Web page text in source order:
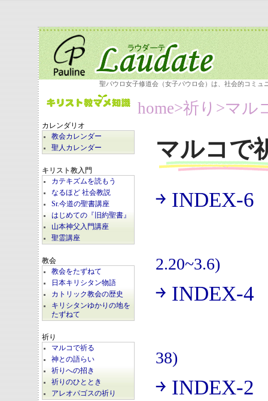
聖パウロ女子修道会（女子パウロ会）は、社会的コミ
カレンダリオ
教会カレンダー
聖人カレンダー
キリスト教入門
カテキズムを読もう
なるほど 社会教説
Sr.今道の聖書講座
はじめての『旧約聖書』
山本神父入門講座
聖霊講座
教会
教会をたずねて
日本キリシタン物語
カトリック教会の歴史
キリシタンゆかりの地を
たずねて
祈り
マルコで祈る
神との語らい
祈りへの招き
祈りのひととき
アレオパゴスの祈り
home>祈り>マル
マルコで
￫ INDEX-6
2.20~3.6)
￫ INDEX-4
38)
￫ INDEX-2